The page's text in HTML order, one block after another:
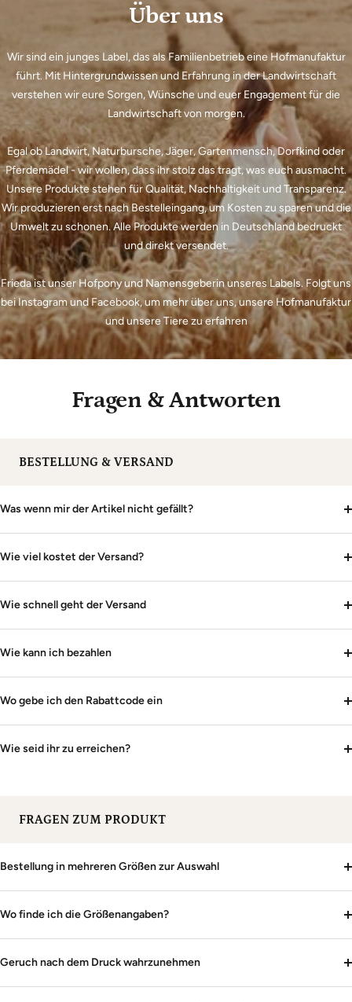
Über uns
Wir sind ein junges Label, das als Familienbetrieb eine Hofmanufaktur
führt. Mit Hintergrundwissen und Erfahrung in der Landwirtschaft
verstehen wir eure Sorgen, Wünsche und euer Engagement für die
Landwirtschaft von morgen.
Egal ob Landwirt, Naturbursche, Jäger, Gartenmensch, Dorfkind oder
Pferdemädel - wir wollen, dass ihr stolz das tragt, was euch ausmacht.
Unsere Produkte stehen für Qualität, Nachhaltigkeit und Transparenz.
Wir produzieren erst nach Bestelleingang, um Kosten zu sparen und die
Umwelt zu schonen. Alle Produkte werden in Deutschland bedruckt
und direkt versendet.
Frieda ist unser Hofpony und Namensgeberin unseres Labels. Folgt uns
bei Instagram und Facebook, um mehr über uns, unsere Hofmanufaktur
und unsere Tiere zu erfahren
Fragen & Antworten
BESTELLUNG & VERSAND
Was wenn mir der Artikel nicht gefällt?
Wie viel kostet der Versand?
Wie schnell geht der Versand
Wie kann ich bezahlen
Wo gebe ich den Rabattcode ein
Wie seid ihr zu erreichen?
FRAGEN ZUM PRODUKT
Bestellung in mehreren Größen zur Auswahl
Wo finde ich die Größenangaben?
Geruch nach dem Druck wahrzunehmen